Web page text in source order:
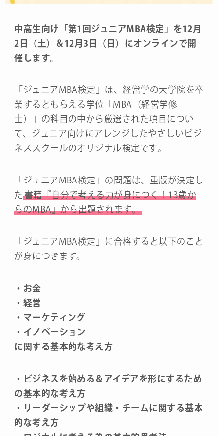
中高生向け「第1回ジュニアMBA検定」を12月
2日（土）＆12月3日（日）にオンラインで開
催します。
「ジュニアMBA検定」は、経営学の大学院を卒
業するともらえる学位「MBA（経営学修
士）」の科目の中から厳選された項目につい
て、ジュニア向けにアレンジしたやさしいビジ
ネススクールのオリジナル検定です。
「ジュニアMBA検定」の問題は、重版が決定し
た 書籍『自分で考える力が身につく！13歳か
らのMBA』から出題されます。
「ジュニアMBA検定」に合格すると以下のこと
が身につきます。
・お金
・経営
・マーケティング
・イノベーション
に関する基本的な考え方
・ビジネスを始める＆アイデアを形にするため
の基本的な考え方
・リーダーシップや組織・チームに関する基本
的な考え方